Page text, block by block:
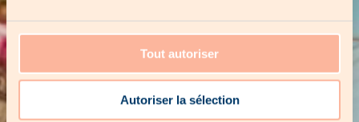
Tout autoriser
Autoriser la sélection